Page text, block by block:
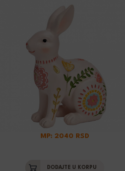
MP: 2040 RSD
DODAJTE U KORPU